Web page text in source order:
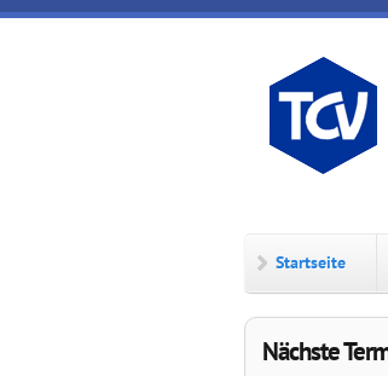
Direkt zum Inhalt
Startseite
Nächste